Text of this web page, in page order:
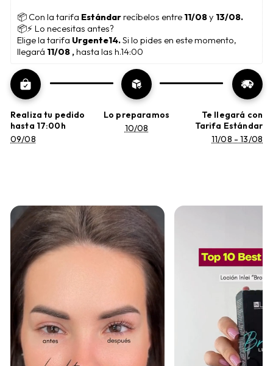
📦 Con la tarifa Estándar recíbelos entre 11/08 y 13/08.
📦⚡ Lo necesitas antes?
Elige la tarifa Urgente14. Si lo pides en este momento,
llegará 11/08 , hasta las h.14:00
Realiza tu pedido
hasta 17:00h
09/08
Lo preparamos
10/08
Te llegará con
Tarifa Estándar
11/08 - 13/08